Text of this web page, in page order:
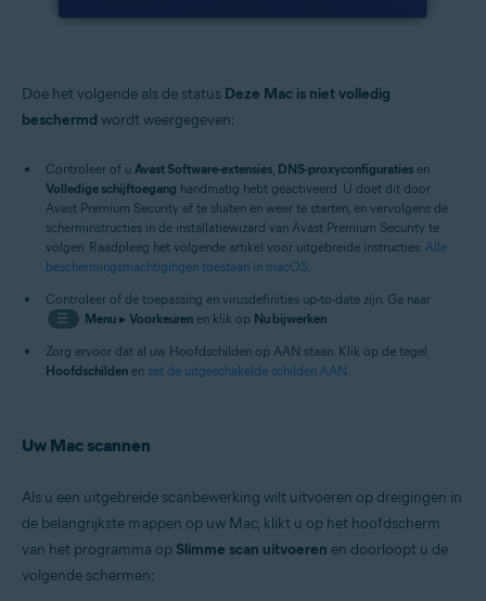
Doe het volgende als de status Deze Mac is niet volledig
beschermd wordt weergegeven:
Controleer of u Avast Software-extensies, DNS-proxyconfiguraties en
Volledige schijftoegang handmatig hebt geactiveerd. U doet dit door
Avast Premium Security af te sluiten en weer te starten, en vervolgens de
scherminstructies in de installatiewizard van Avast Premium Security te
volgen. Raadpleeg het volgende artikel voor uitgebreide instructies: Alle
beschermingsmachtigingen toestaan in macOS.
Controleer of de toepassing en virusdefinities up-to-date zijn. Ga naar
☰
Menu▸ Voorkeurenen klik op Nu bijwerken.
Zorg ervoor dat al uw Hoofdschilden op AAN staan. Klik op de tegel
Hoofdschilden en zet de uitgeschakelde schilden AAN.
Uw Mac scannen
Als u een uitgebreide scanbewerking wilt uitvoeren op dreigingen in
de belangrijkste mappen op uw Mac, klikt u op het hoofdscherm
van het programma op Slimme scan uitvoeren en doorloopt u de
volgende schermen: